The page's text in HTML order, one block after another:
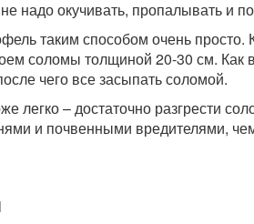
надо окучивать, пропалывать и
таким способом очень просто.
соломы толщиной 20-30 см. Как
чего все засыпать соломой.
легко – достаточно разгрести
и почвенными вредителями,